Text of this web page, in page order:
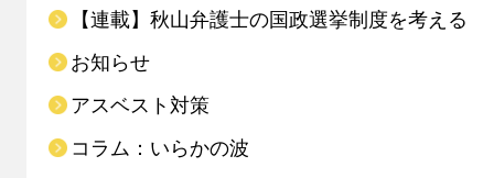
【連載】秋山弁護士の国政選挙制度を考える
お知らせ
アスベスト対策
コラム：いらかの波